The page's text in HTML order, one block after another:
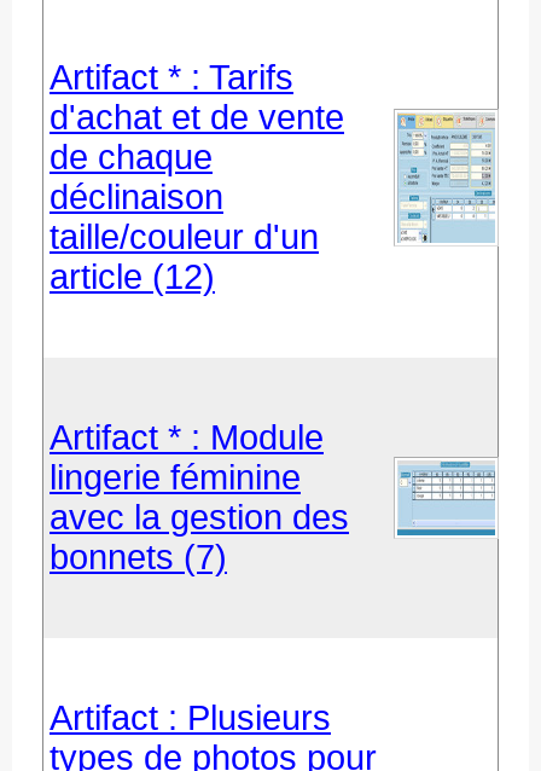
Artifact * : Tarifs
d'achat et de vente
de chaque
déclinaison
taille/couleur d'un
article (12)
Artifact * : Module
lingerie féminine
avec la gestion des
bonnets (7)
Artifact : Plusieurs
types de photos pour